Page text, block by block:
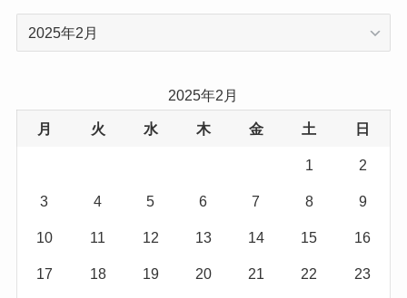
ブ
2025年2月
月 火 水 木 金 土 日
1 2
3 4 5 6 7 8 9
10 11 12 13 14 15 16
17 18 19 20 21 22 23